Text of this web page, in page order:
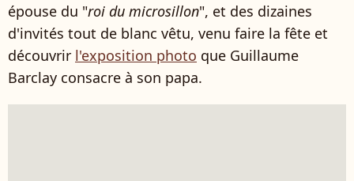
épouse du "roi du microsillon", et des dizaines
d'invités tout de blanc vêtu, venu faire la fête et
découvrir l'exposition photo que Guillaume
Barclay consacre à son papa.